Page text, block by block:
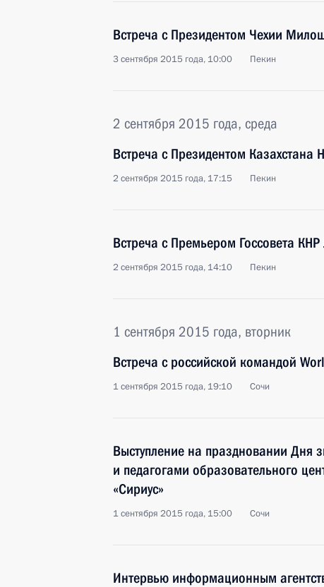
Встреча с Президентом Чехии
3 сентября 2015 года, 10:00 Пекин
2 сентября 2015 года, среда
Встреча с Президентом Казахстана
2 сентября 2015 года, 17:15 Пекин
Встреча с Премьером Госсовета
2 сентября 2015 года, 14:10 Пекин
1 сентября 2015 года, вторник
Встреча с российской командой
1 сентября 2015 года, 19:10 Сочи
Выступление на праздновании Дня
и педагогами образовательного
«Сириус»
1 сентября 2015 года, 15:00 Сочи
Интервью информационным